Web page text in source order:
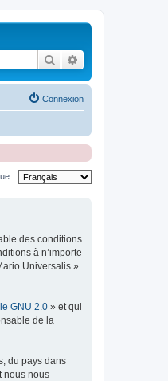
Rechercher
Connexion
:
des conditions
à n’importe
Universalis »
GNU 2.0 » et qui
de la
du pays dans
nous nous